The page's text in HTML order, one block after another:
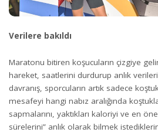
Verilere bakıldı
Maratonu bitiren koşucuların çizgiye
hareket, saatlerini durdurup anlık
davranış, sporcuların artık sadece
mesafeyi hangi nabız aralığında
sapmalarını, yaktıkları kaloriyi ve en
sürelerini” anlık olarak bilmek